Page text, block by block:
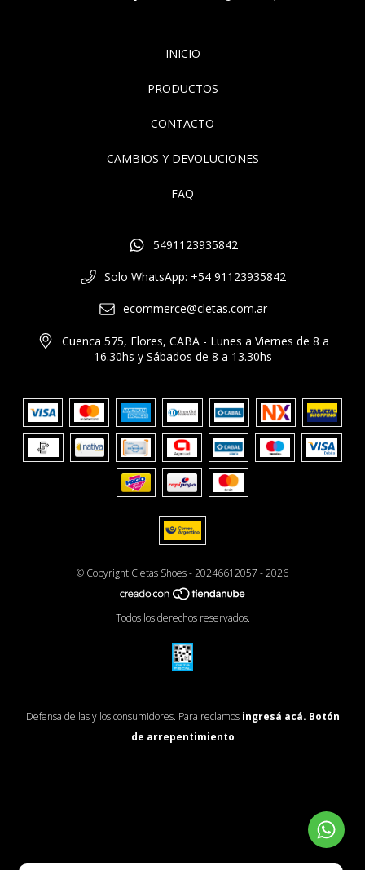
INICIO
PRODUCTOS
CONTACTO
CAMBIOS Y DEVOLUCIONES
FAQ
5491123935842
Solo WhatsApp: +54 91123935842
ecommerce@cletas.com.ar
Cuenca 575, Flores, CABA - Lunes a Viernes de 8 a
16.30hs y Sábados de 8 a 13.30hs
© Copyright Cletas Shoes - 20246612057 - 2026
Todos los derechos reservados.
Defensa de las y los consumidores. Para reclamos ingresá acá. Botón
de arrepentimiento